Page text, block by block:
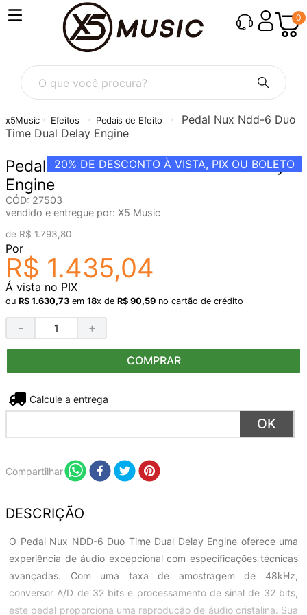
0
O que você procura?
Efeitos Pedais de Efeito
Pedal Nux Ndd-6 Duo
Time Dual Delay Engine
20% DE DESCONTO À VISTA, PIX OU BOLETO
Pedal Nux Ndd-6 Duo Time Dual Delay
Engine
CÓD: 27503
vendido e entregue por: X5 Music
R$ 1.793,80
Por
R$ 1.435,04
Á vista no PIX
ou R$ 1.630,73 em 18x de R$ 90,59 no cartão de crédito
＋
－
COMPRAR
Não sei meu CEP
Compartilhar
DESCRIÇÃO
O Pedal Nux NDD-6 Duo Time Dual Delay Engine oferece uma
experiência de áudio excepcional com especificações técnicas
avançadas. Com uma taxa de amostragem de 48kHz,
conversor A/D de 32 bits e processamento de sinal de 32 bits,
este pedal proporciona uma reprodução de áudio cristalina. Sua